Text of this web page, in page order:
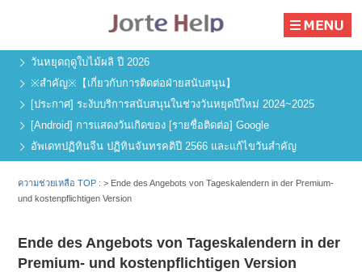
วันหยุดฤดูใบไม้ผลิ ปี 2026
※สำคัญ※【เกี่ยวกับการติดต่อฝ่ายสนับสนุน】
[ประกาศ] ระงับบริการสนับสนุนในช่วงวันหยุดปีใหม่ 2024~2025
[Android] การแสดงวันเกิดของ [รายชื่อติดต่อ] Google
อัพเดทปฏิทินจีน ปฏิทินจันทรคติปี 2566 และแก้ไขวันสำคัญ
ความช่วยเหลือ TOP :> Ende des Angebots von Tageskalendern in der Premium-
und kostenpflichtigen Version
Ende des Angebots von Tageskalendern in der
Premium- und kostenpflichtigen Version